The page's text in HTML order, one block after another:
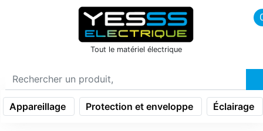
icon menu burger
Tout le matériel électrique
Appareillage Protection et enveloppe Éclairage